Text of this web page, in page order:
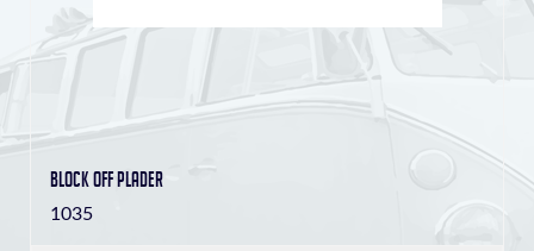
Block Off plader
1035